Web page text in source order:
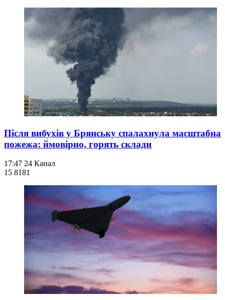
Після вибухів у Брянську спалахнула масштабна
пожежа: ймовірно, горять склади
17:47 24 Канал
15 8181